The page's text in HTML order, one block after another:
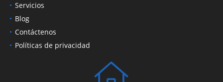
Servicios
Blog
Contáctenos
Políticas de privacidad